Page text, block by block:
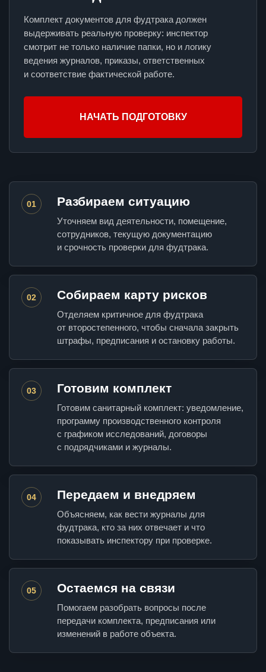
Комплект документов для фудтрака должен
выдерживать реальную проверку: инспектор
смотрит не только наличие папки, но и логику
ведения журналов, приказы, ответственных
и соответствие фактической работе.
НАЧАТЬ ПОДГОТОВКУ
01 Разбираем ситуацию
Уточняем вид деятельности, помещение,
сотрудников, текущую документацию
и срочность проверки для фудтрака.
02 Собираем карту рисков
Отделяем критичное для фудтрака
от второстепенного, чтобы сначала закрыть
штрафы, предписания и остановку работы.
03 Готовим комплект
Готовим санитарный комплект: уведомление,
программу производственного контроля
с графиком исследований, договоры
с подрядчиками и журналы.
04 Передаем и внедряем
Объясняем, как вести журналы для
фудтрака, кто за них отвечает и что
показывать инспектору при проверке.
05 Остаемся на связи
Помогаем разобрать вопросы после
передачи комплекта, предписания или
изменений в работе объекта.